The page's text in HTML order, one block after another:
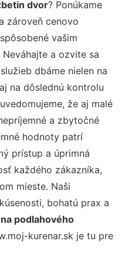
dvor? Ponúkame
zároveň cenovo
vašim
a ozvite sa
dbáme nielen na
na dôslednú kontrolu
že aj malé
a zbytočné
hodnoty patrí
prístup a úprimná
každého zákazníka,
mieste. Naši
bohatú prax a
podlahového
kurenar.sk je tu pre